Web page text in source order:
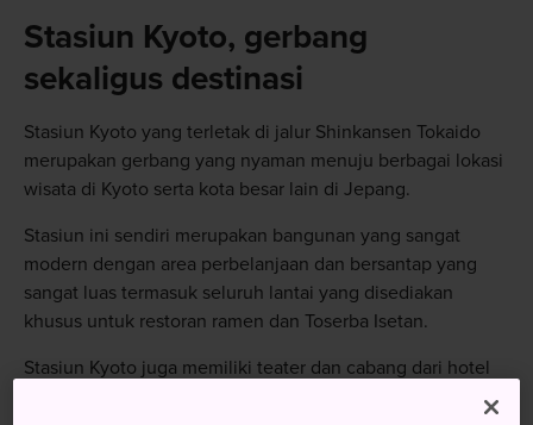
Stasiun Kyoto, gerbang
sekaligus destinasi
Stasiun Kyoto yang terletak di jalur Shinkansen Tokaido
merupakan gerbang yang nyaman menuju berbagai lokasi
wisata di Kyoto serta kota besar lain di Jepang.
Stasiun ini sendiri merupakan bangunan yang sangat
modern dengan area perbelanjaan dan bersantap yang
sangat luas termasuk seluruh lantai yang disediakan
khusus untuk restoran ramen dan Toserba Isetan.
Stasiun Kyoto juga memiliki teater dan cabang dari hotel